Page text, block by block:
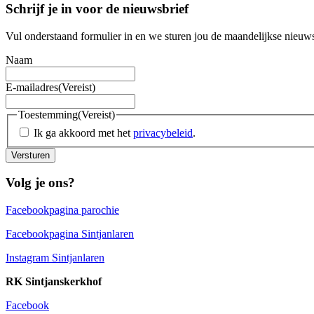
Schrijf je in voor de nieuwsbrief
Vul onderstaand formulier in en we sturen jou de maandelijkse
Naam
E-mailadres(Vereist)
Toestemming(Vereist)
Ik ga akkoord met het privacybeleid.
Versturen
Volg je ons?
Facebookpagina parochie
Facebookpagina Sintjanlaren
Instagram Sintjanlaren
RK Sintjanskerkhof
Facebook